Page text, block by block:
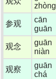
zhòng
参观
cān
guān
观念
guān
niàn
观察
guān
chá